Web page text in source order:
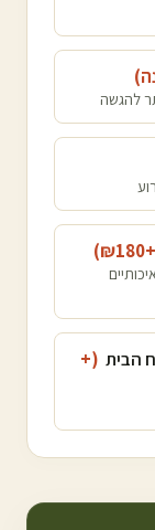
)
להגשה
180
)
הבית (+